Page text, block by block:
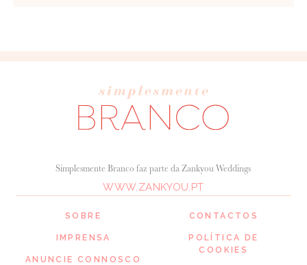
SOBRE
IMPRENSA
ANUNCIE CONNOSCO
Simplesmente Branco faz parte da Zankyou Weddings
WWW.ZANKYOU.PT
CONTACTOS
POLÍTICA DE
COOKIES